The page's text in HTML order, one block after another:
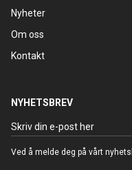
Nyheter
Om oss
Kontakt
NYHETSBREV
Ved å melde deg på vårt